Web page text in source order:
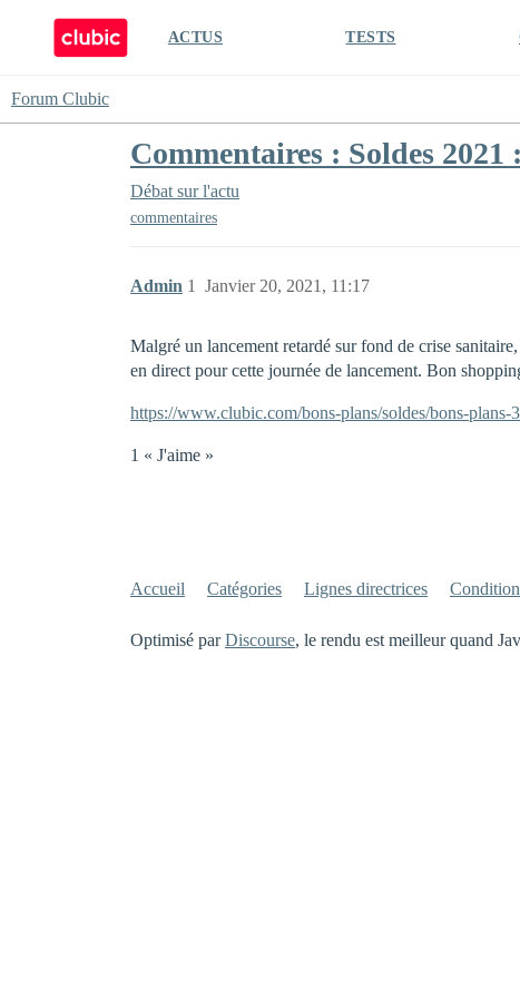
ACTUS TESTS
Forum Clubic
Commentaires : Soldes
Débat sur l'actu
commentaires
Admin Janvier 20, 2021, 11:17
1
Malgré un lancement retardé sur fond de crise
en direct pour cette journée de lancement. Bon
https://www.clubic.com/bons-plans/soldes/bons-
1 « J'aime »
Accueil Catégories Lignes directrices
Optimisé parDiscourse, le rendu est meilleur quand